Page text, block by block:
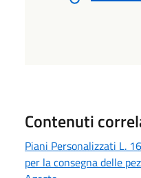
Contenuti
Piani Personalizzati L.
per la consegna delle